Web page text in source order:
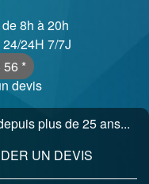
8h à 20h
24H 7/7J
56 *
devis
plus de 25 ans...
UN DEVIS